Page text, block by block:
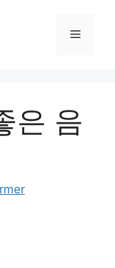
메
은 음